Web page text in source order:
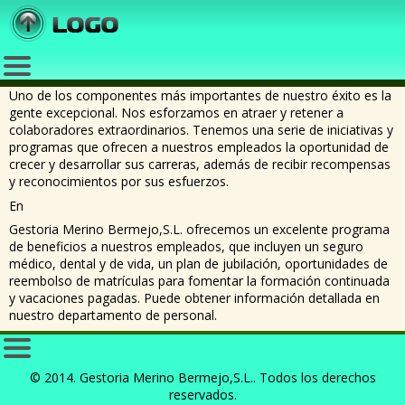
Uno de los componentes más importantes de nuestro éxito es la
gente excepcional. Nos esforzamos en atraer y retener a
colaboradores extraordinarios. Tenemos una serie de iniciativas y
programas que ofrecen a nuestros empleados la oportunidad de
crecer y desarrollar sus carreras, además de recibir recompensas
y reconocimientos por sus esfuerzos.
En
Gestoria Merino Bermejo,S.L. ofrecemos un excelente programa
de beneficios a nuestros empleados, que incluyen un seguro
médico, dental y de vida, un plan de jubilación, oportunidades de
reembolso de matrículas para fomentar la formación continuada
y vacaciones pagadas. Puede obtener información detallada en
nuestro departamento de personal.
© 2014. Gestoria Merino Bermejo,S.L.. Todos los derechos
reservados.